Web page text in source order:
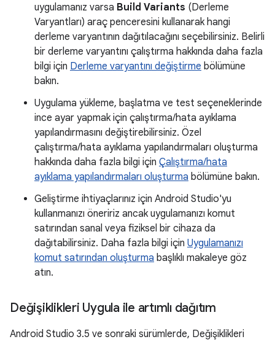
uygulamanız varsa Build Variants (Derleme
Varyantları) araç penceresini kullanarak hangi
derleme varyantının dağıtılacağını seçebilirsiniz. Belirli
bir derleme varyantını çalıştırma hakkında daha fazla
bilgi için Derleme varyantını değiştirme bölümüne
bakın.
Uygulama yükleme, başlatma ve test seçeneklerinde
ince ayar yapmak için çalıştırma/hata ayıklama
yapılandırmasını değiştirebilirsiniz. Özel
çalıştırma/hata ayıklama yapılandırmaları oluşturma
hakkında daha fazla bilgi için Çalıştırma/hata
ayıklama yapılandırmaları oluşturma bölümüne bakın.
Geliştirme ihtiyaçlarınız için Android Studio'yu
kullanmanızı öneririz ancak uygulamanızı komut
satırından sanal veya fiziksel bir cihaza da
dağıtabilirsiniz. Daha fazla bilgi için Uygulamanızı
komut satırından oluşturma başlıklı makaleye göz
atın.
Değişiklikleri Uygula ile artımlı dağıtım
Android Studio 3.5 ve sonraki sürümlerde, Değişiklikleri